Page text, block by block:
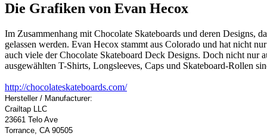
Die Grafiken von Evan Hecox
Im Zusammenhang mit Chocolate Skateboards und deren Designs,
gelassen werden. Evan Hecox stammt aus Colorado und hat nicht
auch viele der Chocolate Skateboard Deck Designs. Doch nicht nur
ausgewählten T-Shirts, Longsleeves, Caps und Skateboard-Rollen
http://chocolateskateboards.com/
Hersteller / Manufacturer:
Crailtap LLC
23661 Telo Ave
Torrance, CA 90505